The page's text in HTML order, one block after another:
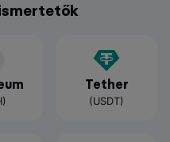
Tether
(USDT)